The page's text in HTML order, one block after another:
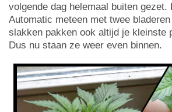
volgende dag helemaal buiten
Automatic meteen met twee
slakken pakken ook altijd je kleinste
Dus nu staan ze weer even binnen.